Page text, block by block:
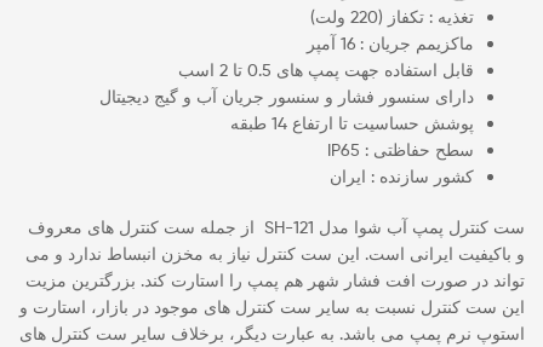
تغذیه : تکفاز (220 ولت)
ماکزیمم جریان : 16 آمپر
قابل استفاده جهت پمپ های 0.5 تا 2 اسب
دارای سنسور فشار و سنسور جریان آب و گیج دیجیتال
پوشش حساسیت تا ارتفاع 14 طبقه
سطح حفاظتی : IP65
کشور سازنده : ایران
ست کنترل پمپ آب شوا مدل SH-121 از جمله ست کنترل های معروف
و باکیفیت ایرانی است. این ست کنترل نیاز به مخزن انبساط ندارد و می
تواند در صورت افت فشار شهر هم پمپ را استارت کند. بزرگترین مزیت
این ست کنترل نسبت به سایر ست کنترل های موجود در بازار، استارت و
استوپ نرم پمپ می باشد. به عبارت دیگر، برخلاف سایر ست کنترل های